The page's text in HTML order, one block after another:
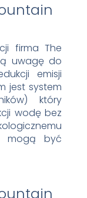
firma The
uwagę do
emisji
jest system
który
wodę bez
mogą być